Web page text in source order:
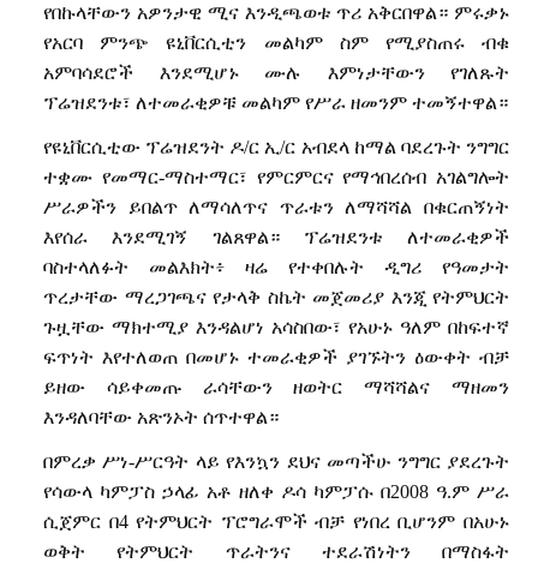
የበኩላቸውን አዎንታዊ ሚና እንዲጫወቱ ጥሪ አቅርበዋል። ምሩቃኑ
የአርባ
ምንጭ ዩኒቨርሲቲን መልካም ስም የሚያስጠሩ
ብቁ
አምባሳደሮች
እንደሚሆኑ ሙሉ እምነታቸውን
የገለጹት
ፕሬዝደንቱ፣ ለተመራቂዎቹ መልካም የሥራ ዘመንም ተመኝተዋል።
የዩኒቨርሲቲው ፕሬዝደንት ዶ/ር ኢ/ር አብደላ ከማል ባደረጉት ንግግር
ተቋሙ የመማር-ማስተማር፣ የምርምርና የማኅበረሰብ አገልግሎት
ሥራዎችን
ይበልጥ ለማሳለጥና ጥራቱን ለማሻሻል
በቁርጠኝነት
እየሰራ
እንደሚገኝ ገልጸዋል። ፕሬዝደንቱ
ለተመራቂዎች
ባስተላለፉት
መልእክት፥ ዛሬ የተቀበሉት ዲግሪ
የዓመታት
ጥረታቸው ማረጋገጫና የታላቅ ስኬት መጀመሪያ እንጂ የትምህርት
ጉዟቸው ማክተሚያ እንዳልሆነ አሳስበው፣ የአሁኑ ዓለም በከፍተኛ
ፍጥነት እየተለወጠ በመሆኑ ተመራቂዎች ያገኙትን ዕውቀት ብቻ
ይዘው
ሳይቀመጡ ራሳቸውን ዘወትር ማሻሻልና
ማዘመን
እንዳለባቸው አጽንኦት ሰጥተዋል።
በምረቃ ሥነ-ሥርዓት ላይ የእንኳን ደህና መጣችሁ ንግግር ያደረጉት
የሳውላ ካምፓስ ኃላፊ አቶ ዘለቀ ዶሳ ካምፓሱ በ2008 ዓ.ም ሥራ
ሲጀምር በ4የትምህርት ፕሮግራሞች ብቻ የነበረ ቢሆንም በአሁኑ
ወቅት
የትምህርት ጥራትንና ተደራሽነትን
በማስፋት